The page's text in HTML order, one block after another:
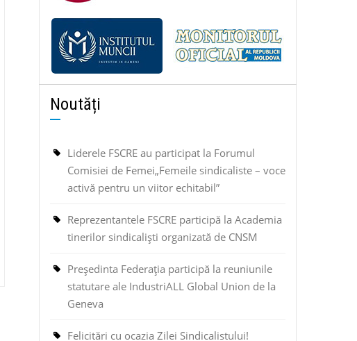
Noutăți
Liderele FSCRE au participat la Forumul
Comisiei de Femei„Femeile sindicaliste – voce
activă pentru un viitor echitabil”
Reprezentantele FSCRE participă la Academia
tinerilor sindicaliști organizată de CNSM
Președinta Federația participă la reuniunile
statutare ale IndustriALL Global Union de la
Geneva
Felicitări cu ocazia Zilei Sindicalistului!